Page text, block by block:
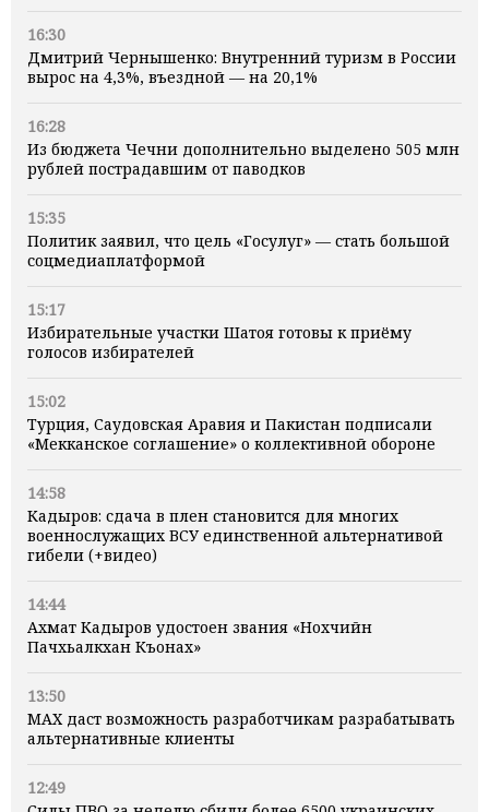
16:30
Дмитрий Чернышенко: Внутренний туризм в России
вырос на 4,3%, въездной — на 20,1%
16:28
Из бюджета Чечни дополнительно выделено 505 млн
рублей пострадавшим от паводков
15:35
Политик заявил, что цель «Госулуг» — стать большой
соцмедиаплатформой
15:17
Избирательные участки Шатоя готовы к приёму
голосов избирателей
15:02
Турция, Саудовская Аравия и Пакистан подписали
«Мекканское соглашение» о коллективной обороне
14:58
Кадыров: сдача в плен становится для многих
военнослужащих ВСУ единственной альтернативой
гибели (+видео)
14:44
Ахмат Кадыров удостоен звания «Нохчийн
Пачхьалкхан Къонах»
13:50
MAX даст возможность разработчикам разрабатывать
альтернативные клиенты
12:49